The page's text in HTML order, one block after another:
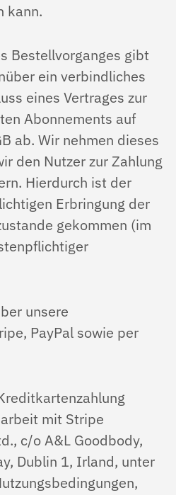
kann.
Bestellvorganges gibt
ein verbindliches
eines Vertrages zur
Abonnements auf
ab. Wir nehmen dieses
den Nutzer zur Zahlung
Hierdurch ist der
Erbringung der
gekommen (im
unsere
PayPal sowie per
mit Stripe
c/o A&L Goodbody,
Dublin 1, Irland, unter